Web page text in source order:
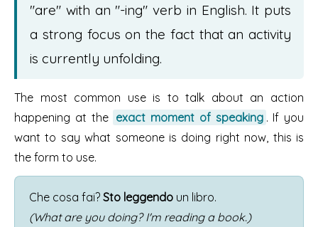
"are" with an "-ing" verb in English. It puts
a strong focus on the fact that an activity
is currently unfolding.
The most common use is to talk about an action
happening at the exact moment of speaking . If you
want to say what someone is doing right now, this is
the form to use.
Che cosa fai? Sto leggendo un libro.
(What are you doing? I'm reading a book.)